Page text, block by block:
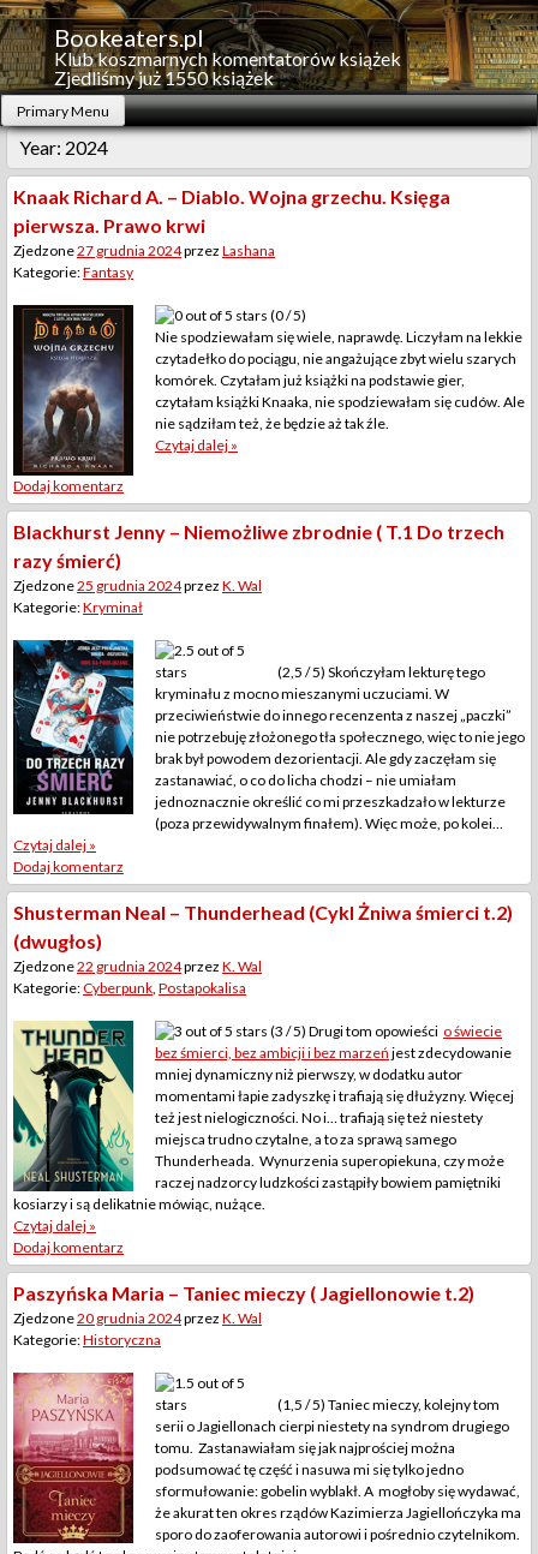
Skip
to
content
Bookeaters.pl
Klub koszmarnych komentatorów książek
Zjedliśmy już 1550 książek
Primary Menu
Year: 2024
Knaak Richard A. – Diablo. Wojna grzechu. Księga
pierwsza. Prawo krwi
Zjedzone27 grudnia 2024przez Lashana
Kategorie:Fantasy
(0 / 5)
Nie spodziewałam się wiele, naprawdę. Liczyłam na lekkie
czytadełko do pociągu, nie angażujące zbyt wielu szarych
komórek. Czytałam już książki na podstawie gier,
czytałam książki Knaaka, nie spodziewałam się cudów. Ale
nie sądziłam też, że będzie aż tak źle.
Czytaj dalej »
Dodaj komentarz
Blackhurst Jenny – Niemożliwe zbrodnie ( T.1 Do trzech
razy śmierć)
Zjedzone25 grudnia 2024przez K. Wal
Kategorie:Kryminał
(2,5 / 5) Skończyłam lekturę tego
kryminału z mocno mieszanymi uczuciami. W
przeciwieństwie do innego recenzenta z naszej „paczki”
nie potrzebuję złożonego tła społecznego, więc to nie jego
brak był powodem dezorientacji. Ale gdy zaczęłam się
zastanawiać, o co do licha chodzi – nie umiałam
jednoznacznie określić co mi przeszkadzało w lekturze
(poza przewidywalnym finałem). Więc może, po kolei…
Czytaj dalej »
Dodaj komentarz
Shusterman Neal – Thunderhead (Cykl Żniwa śmierci t.2)
(dwugłos)
Zjedzone22 grudnia 2024przez K. Wal
Kategorie:Cyberpunk Postapokalisa
(3 / 5) Drugi tom opowieści o świecie
bez śmierci, bez ambicji i bez marzeń jest zdecydowanie
mniej dynamiczny niż pierwszy, w dodatku autor
momentami łapie zadyszkę i trafiają się dłużyzny. Więcej
też jest nielogiczności. No i… trafiają się też niestety
miejsca trudno czytalne, a to za sprawą samego
Thunderheada. Wynurzenia superopiekuna, czy może
raczej nadzorcy ludzkości zastąpiły bowiem pamiętniki
kosiarzy i są delikatnie mówiąc, nużące.
Czytaj dalej »
Dodaj komentarz
Paszyńska Maria – Taniec mieczy ( Jagiellonowie t.2)
Zjedzone20 grudnia 2024przez K. Wal
Kategorie:Historyczna
(1,5 / 5) Taniec mieczy, kolejny tom
serii o Jagiellonach cierpi niestety na syndrom drugiego
tomu. Zastanawiałam się jak najprościej można
podsumować tę część i nasuwa mi się tylko jedno
sformułowanie: gobelin wyblakł. A mogłoby się wydawać,
że akurat ten okres rządów Kazimierza Jagiellończyka ma
sporo do zaoferowania autorowi i pośrednio czytelnikom.